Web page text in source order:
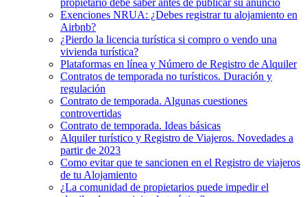
propietario debe saber antes de publicar su anuncio
Exenciones NRUA: ¿Debes registrar tu alojamiento en
Airbnb?
¿Pierdo la licencia turística si compro o vendo una
vivienda turística?
Plataformas en línea y Número de Registro de Alquiler
Contratos de temporada no turísticos. Duración y
regulación
Contrato de temporada. Algunas cuestiones
controvertidas
Contrato de temporada. Ideas básicas
Alquiler turístico y Registro de Viajeros. Novedades a
partir de 2023
Como evitar que te sancionen en el Registro de viajeros
de tu Alojamiento
¿La comunidad de propietarios puede impedir el